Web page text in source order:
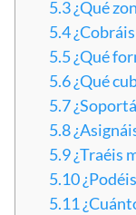
5.3¿Qué
5.4
5.5¿Qué
5.6¿Qué
5.7
5.8
5.9¿Traéis
5.10
5.11